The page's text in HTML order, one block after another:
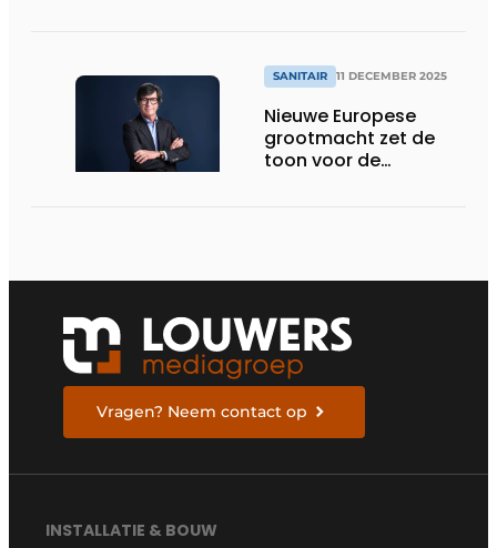
SANITAIR 11 DECEMBER 2025
Nieuwe Europese
grootmacht zet de
toon voor de
Vragen? Neem contact op
INSTALLATIE & BOUW